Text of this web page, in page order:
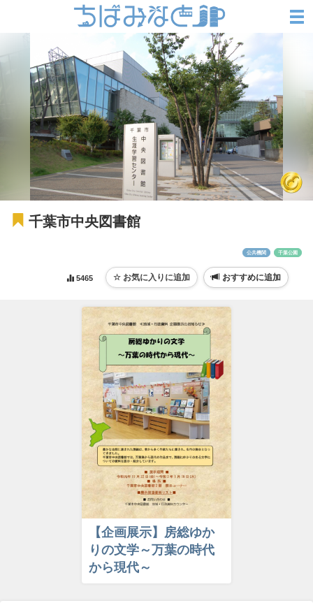
千葉市中央図書館
公共機関 千葉公園
5465 おすすめに追加
【企画展示】房総ゆか
りの文学～万葉の時代
から現代～